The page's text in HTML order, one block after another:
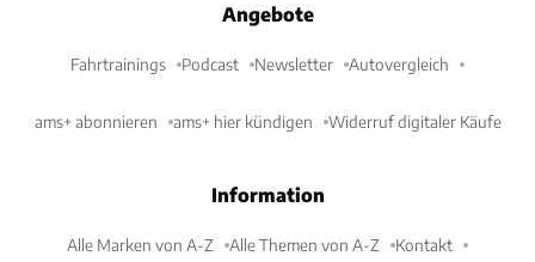
Angebote
Fahrtrainings Podcast Newsletter Autovergleich
ams+ abonnieren ams+ hier kündigen Widerruf digitaler Käufe
Information
Alle Marken von A-Z Alle Themen von A-Z Kontakt